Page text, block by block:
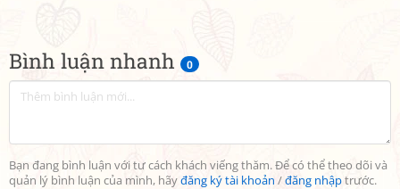
Bình luận nhanh 0
Bạn đang bình luận với tư cách khách viếng thăm. Để có thể theo dõi và
quản lý bình luận của mình, hãyđăng ký tài khoản /đăng nhậptrước.